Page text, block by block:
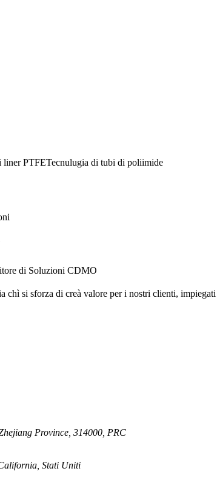
di Soluzioni CDMO
chì si sforza di creà valore per i nostri clienti,
Province, 314000, PRC
Stati Uniti